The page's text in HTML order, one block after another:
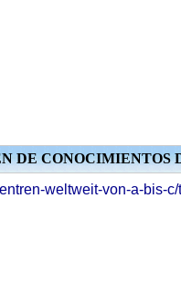
DE CONOCIMIENTOS
weltweit-von-a-bis-